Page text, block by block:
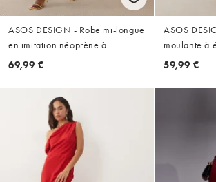
ASOS DESIGN - Robe mi-longue
en imitation néoprène à
décolleté plongeant en V style
69,99 €
ASOS
moulante à
torsadée en
59,99 €